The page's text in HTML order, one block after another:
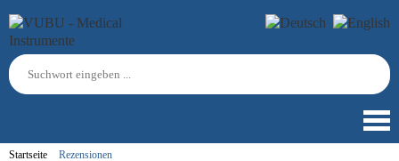
Startseite Rezensionen